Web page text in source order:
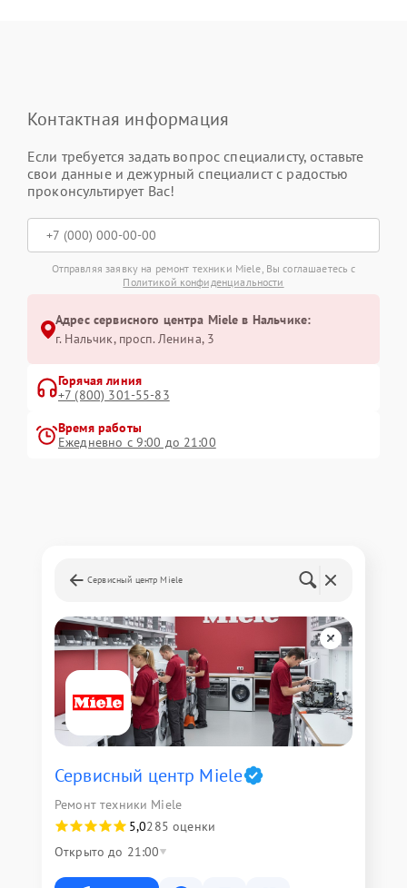
Контактная информация
Если требуется задать вопрос специалисту, оставьте
свои данные и дежурный специалист с радостью
проконсультирует Вас!
Отправляя заявку на ремонт техники Miele, Вы соглашаетесь с
Политикой конфиденциальности
Адрес сервисного центра Miele в Нальчике:
г. Нальчик, просп. Ленина, 3
Горячая линия
+7 (800) 301-55-83
Время работы
Ежедневно с 9:00 до 21:00
Сервисный центр Miele
Сервисный центр Miele
Ремонт техники Miele
5,0285 оценки
Открыто до 21:00